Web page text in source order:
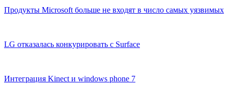
Продукты Microsoft больше не входят в число самых уязвимых
LG отказалась конкурировать с Surface
Интеграция Kinect и windows phone 7